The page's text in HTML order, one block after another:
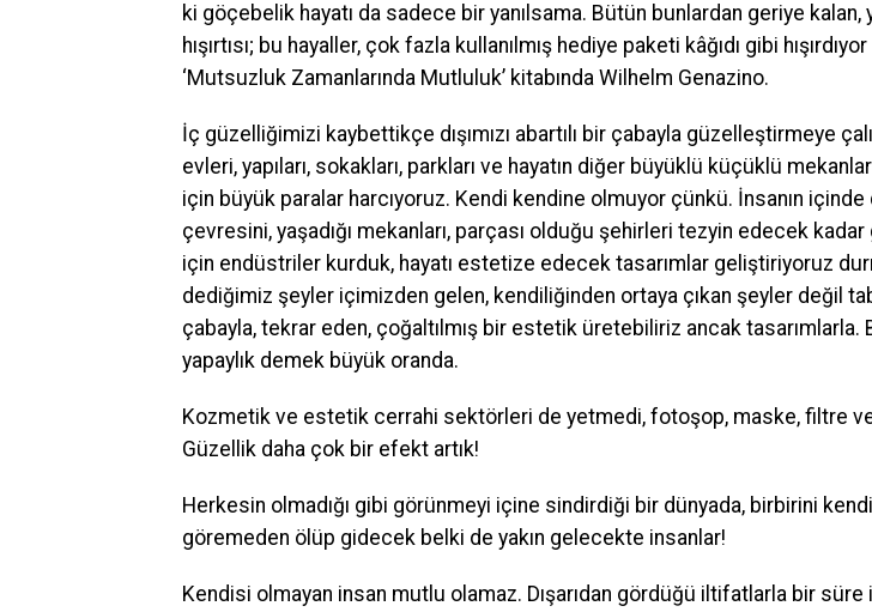
ki göçebelik hayatı da sadece bir yanılsama. Bütün bunlardan geriye kalan,
hışırtısı; bu hayaller, çok fazla kullanılmış hediye paketi kâğıdı gibi
‘Mutsuzluk Zamanlarında Mutluluk’ kitabında Wilhelm Genazino.
İç güzelliğimizi kaybettikçe dışımızı abartılı bir çabayla güzelleştirmeye
evleri, yapıları, sokakları, parkları ve hayatın diğer büyüklü küçüklü
için büyük paralar harcıyoruz. Kendi kendine olmuyor çünkü. İnsanın içinde
çevresini, yaşadığı mekanları, parçası olduğu şehirleri tezyin edecek
için endüstriler kurduk, hayatı estetize edecek tasarımlar geliştiriyoruz
dediğimiz şeyler içimizden gelen, kendiliğinden ortaya çıkan şeyler değil
çabayla, tekrar eden, çoğaltılmış bir estetik üretebiliriz ancak tasarımlarla.
yapaylık demek büyük oranda.
Kozmetik ve estetik cerrahi sektörleri de yetmedi, fotoşop, maske, filtre
Güzellik daha çok bir efekt artık!
Herkesin olmadığı gibi görünmeyi içine sindirdiği bir dünyada, birbirini
göremeden ölüp gidecek belki de yakın gelecekte insanlar!
Kendisi olmayan insan mutlu olamaz. Dışarıdan gördüğü iltifatlarla bir